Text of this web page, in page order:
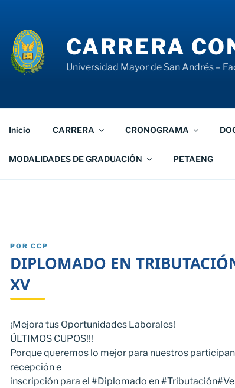
CARRERA
Universidad Mayor de San Andrés –
Inicio CARRERA CRONOGRAMA
MODALIDADES DE GRADUACIÓN PETAENG
PUBLICADO
POR CCP
DIPLOMADO EN
XV
¡Mejora tus Oportunidades Laborales!
ÚLTIMOS CUPOS!!!
Porque queremos lo mejor para nuestros
recepción e
inscripción para el #Diplomado en